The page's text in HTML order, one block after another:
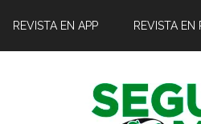
REVISTA EN APP REVISTA EN